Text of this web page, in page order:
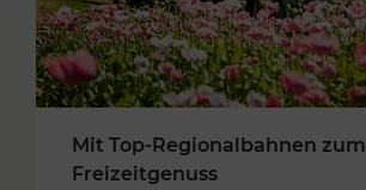
Mit Top-Regionalbahnen zum
Freizeitgenuss